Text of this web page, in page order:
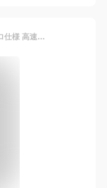
★限定79%OFF＋クーポン★ドライヤー プロ仕様 高速ドライヤー ヘアドライヤー美髪 大風量小型ドライヤー 高濃度マイナスイオン 速乾ドライヤー ドライヤー小型軽量旅行用 風量風温調節 記憶機能 コンパクト サロン品質 家庭用 過熱保護 恒温 クリスマスギフト